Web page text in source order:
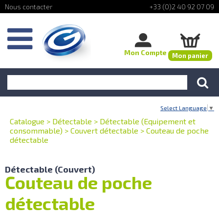
+33 (0)2 40 92 07 09
Mon Compte Mon panier
Select Language ▼
Catalogue > Détectable > Détectable (Equipement et
consommable) > Couvert détectable > Couteau de poche
détectable
Détectable (Couvert)
Couteau de poche
détectable